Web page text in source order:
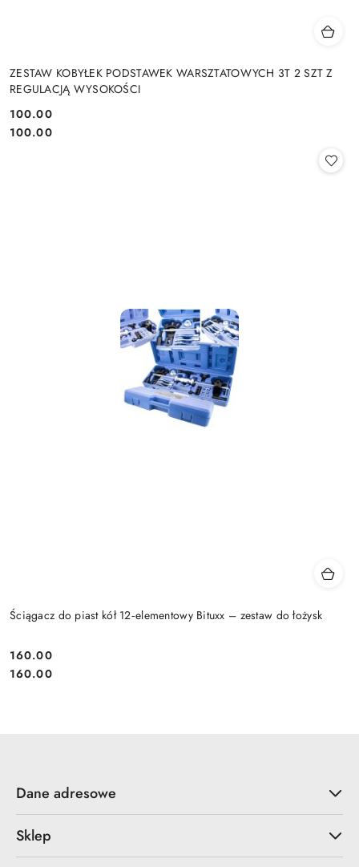
ZESTAW KOBYŁEK PODSTAWEK WARSZTATOWYCH 3T 2 SZT Z
REGULACJĄ WYSOKOŚCI
Cena:
100.00
Cena:
100.00
Ściągacz do piast kół 12‑elementowy Bituxx – zestaw do łożysk
Cena:
160.00
Cena:
160.00
Dane adresowe
Sklep